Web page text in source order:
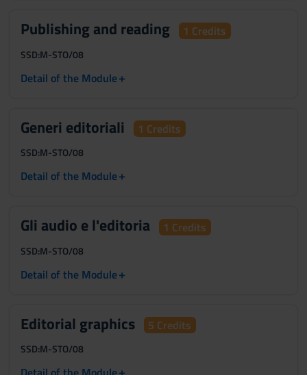
Publishing and reading 1 Credits
SSD:M-STO/08
Detail of the Module+
Generi editoriali 1 Credits
SSD:M-STO/08
Detail of the Module+
Gli audio e l'editoria 1 Credits
SSD:M-STO/08
Detail of the Module+
Editorial graphics 5 Credits
SSD:M-STO/08